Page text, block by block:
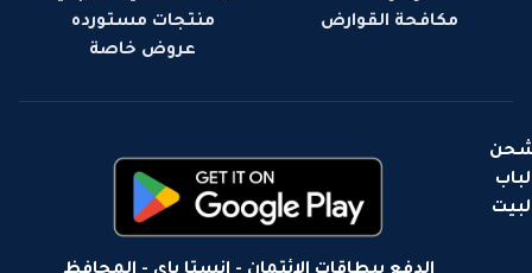
مكافحة القوارض
منتجات مستورده
عروض خاصة
لباب